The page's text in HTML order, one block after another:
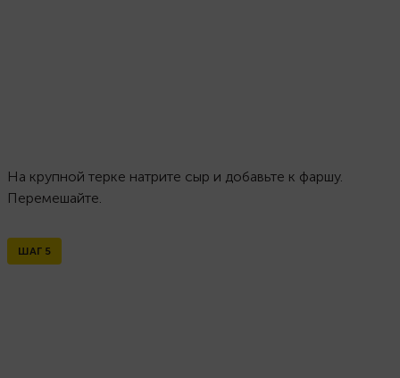
На крупной терке натрите сыр и добавьте к фаршу.
Перемешайте.
ШАГ 5